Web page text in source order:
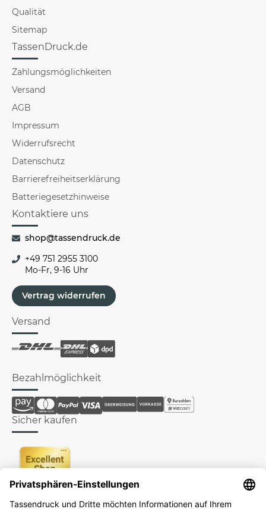
Qualität
Sitemap
TassenDruck.de
Zahlungsmöglichkeiten
Versand
AGB
Impressum
Widerrufsrecht
Datenschutz
Barrierefreiheitserklärung
Batteriegesetzhinweise
Kontaktiere uns
shop@tassendruck.de
+49 751 2955 3100
Mo-Fr, 9-16 Uhr
Vertrag widerrufen
Versand
Bezahlmöglichkeit
Sicher kaufen